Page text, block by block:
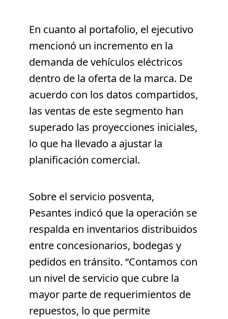
En cuanto al portafolio, el ejecutivo
mencionó un incremento en la
demanda de vehículos eléctricos
dentro de la oferta de la marca. De
acuerdo con los datos compartidos,
las ventas de este segmento han
superado las proyecciones iniciales,
lo que ha llevado a ajustar la
planificación comercial.
Sobre el servicio posventa,
Pesantes indicó que la operación se
respalda en inventarios distribuidos
entre concesionarios, bodegas y
pedidos en tránsito. “Contamos con
un nivel de servicio que cubre la
mayor parte de requerimientos de
repuestos, lo que permite